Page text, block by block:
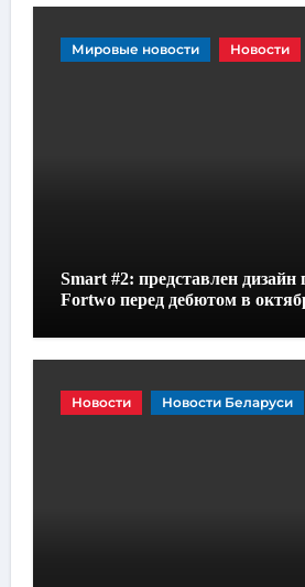
Мировые новости Новости
Smart #2: представлен дизайн
Fortwo перед дебютом в
Новости Новости Беларуси